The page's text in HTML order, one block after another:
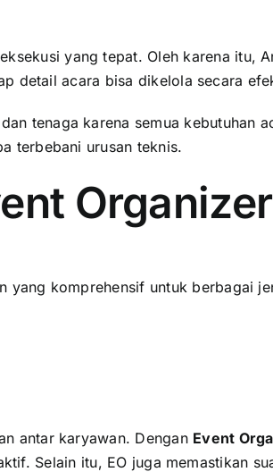
yang tepat. Oleh karena itu,
detail acara bisa dikelola secara
tenaga karena semua kebutuhan
terbebani urusan teknis.
komprehensif untuk berbagai
antar karyawan. Dengan Event
Selain itu, EO juga memastikan